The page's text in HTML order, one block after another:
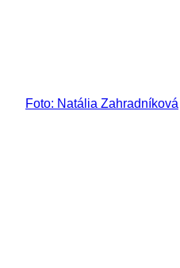
Foto: Natália Zahradníková